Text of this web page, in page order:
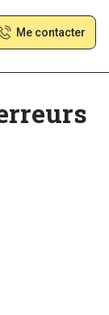
Me contacter